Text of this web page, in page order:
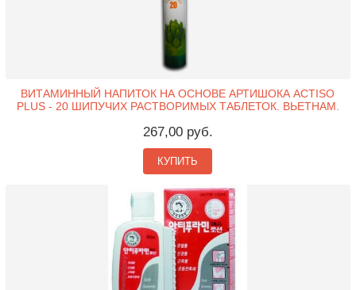
ВИТАМИННЫЙ НАПИТОК НА ОСНОВЕ АРТИШОКА ACTISO
PLUS - 20 ШИПУЧИХ РАСТВОРИМЫХ ТАБЛЕТОК. ВЬЕТНАМ.
267,00 руб.
КУПИТЬ